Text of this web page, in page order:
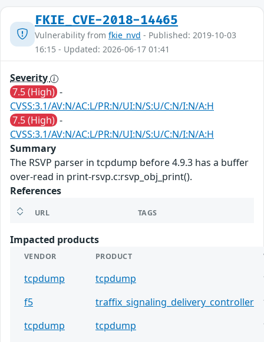
FKIE_CVE-2018-14465
Vulnerability from fkie_nvd - Published: 2019-10-03
16:15 - Updated: 2026-06-17 01:41
Severity
7.5 (High) -
CVSS:3.1/AV:N/AC:L/PR:N/UI:N/S:U/C:N/I:N/A:H
7.5 (High) -
CVSS:3.1/AV:N/AC:L/PR:N/UI:N/S:U/C:N/I:N/A:H
Summary
The RSVP parser in tcpdump before 4.9.3 has a buffer
over-read in print-rsvp.c:rsvp_obj_print().
References
URL TAGS
Impacted products
VENDOR PRODUCT
tcpdump tcpdump
f5
traffix_signaling_delivery_controller
tcpdump
tcpdump